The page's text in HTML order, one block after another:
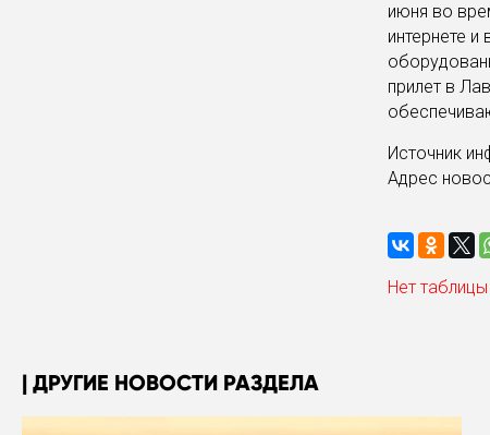
июня во
интернете
прилет в
Источник
Адрес
Нет
ДРУГИЕ НОВОСТИ РАЗДЕЛА